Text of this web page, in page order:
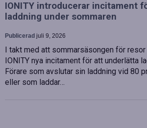
IONITY introducerar incitament
laddning under sommaren
Publicerad juli 9, 2026
I takt med att sommarsäsongen för
IONITY nya incitament för att underlätta
Förare som avslutar sin laddning vid 80
eller som laddar…